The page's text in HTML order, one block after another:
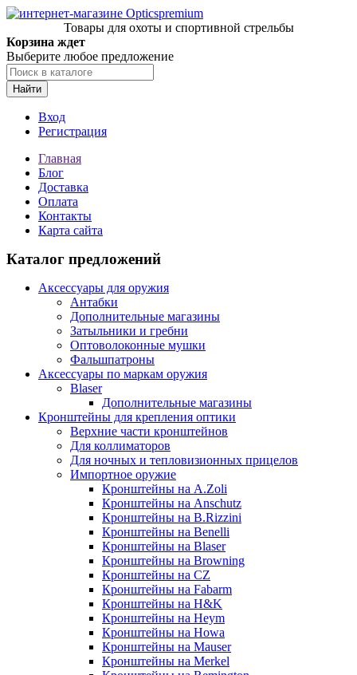
Товары для охоты и спортивной стрельбы
Корзина ждет
Выберите любое предложение
Найти
Вход
Регистрация
Главная
Блог
Доставка
Оплата
Контакты
Карта сайта
Каталог предложений
Аксессуары для оружия
Антабки
Дополнительные магазины
Затыльники и гребни
Оптоволоконные мушки
Фальшпатроны
Аксессуары по маркам оружия
Blaser
Дополнительные магазины
Кронштейны для крепления оптики
Верхние части кронштейнов
Для коллиматоров
Для ночных и тепловизионных прицелов
Импортное оружие
Кронштейны на A.Zoli
Кронштейны на Anschutz
Кронштейны на B.Rizzini
Кронштейны на Benelli
Кронштейны на Blaser
Кронштейны на Browning
Кронштейны на CZ
Кронштейны на Fabarm
Кронштейны на H&K
Кронштейны на Heym
Кронштейны на Howa
Кронштейны на Mauser
Кронштейны на Merkel